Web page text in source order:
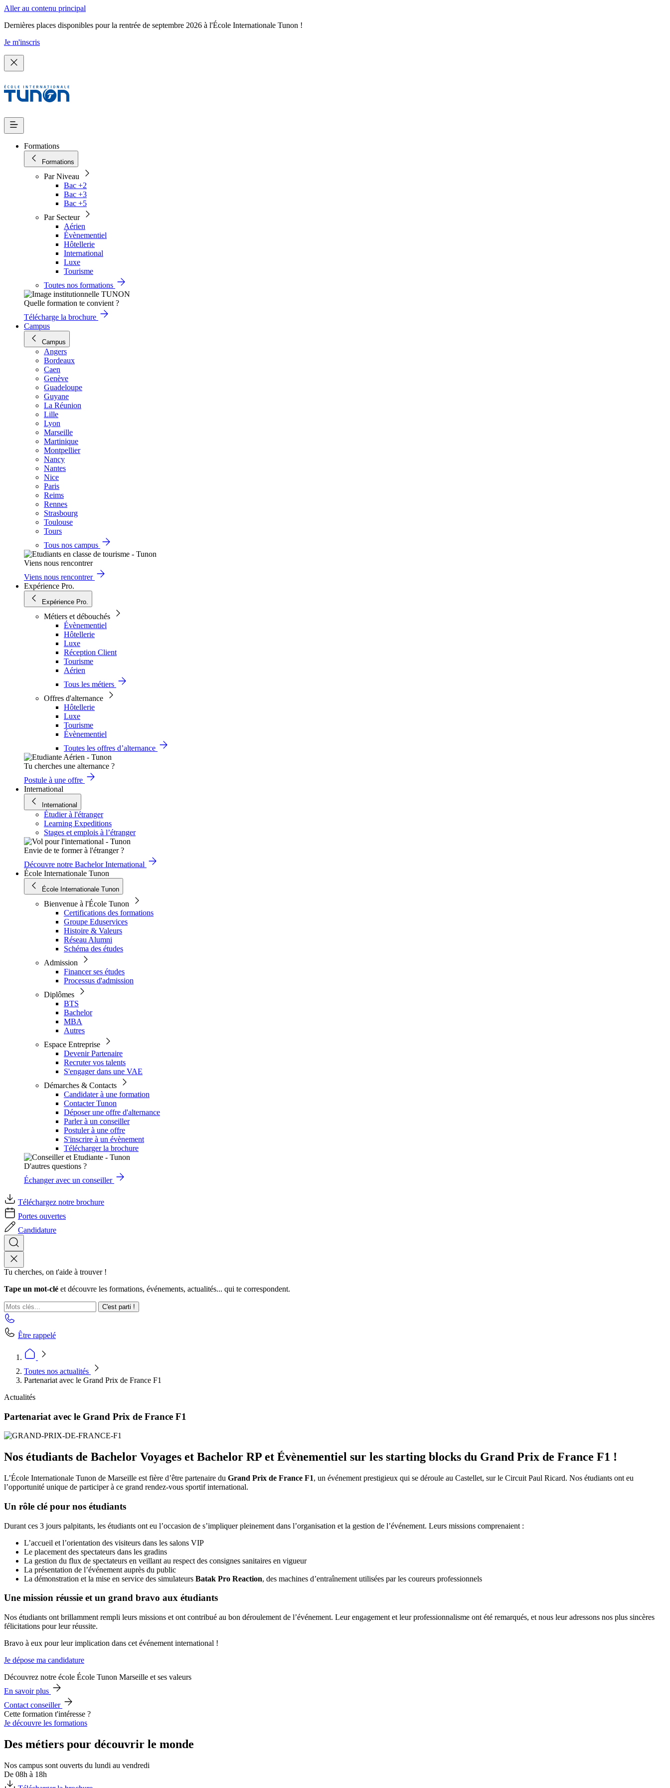
Aller au contenu principal
Dernières places disponibles pour la rentrée de septembre 2026 à l'École Internationale Tunon !
Je m'inscris
Formations
Formations
Par Niveau
Bac +2
Bac +3
Bac +5
Par Secteur
Aérien
Évènementiel
Hôtellerie
International
Luxe
Tourisme
Toutes nos formations
Quelle formation te convient ?
Télécharge la brochure
Campus
Campus
Angers
Bordeaux
Caen
Genève
Guadeloupe
Guyane
La Réunion
Lille
Lyon
Marseille
Martinique
Montpellier
Nancy
Nantes
Nice
Paris
Reims
Rennes
Strasbourg
Toulouse
Tours
Tous nos campus
Viens nous rencontrer
Viens nous rencontrer
Expérience Pro.
Expérience Pro.
Métiers et débouchés
Évènementiel
Hôtellerie
Luxe
Réception Client
Tourisme
Aérien
Tous les métiers
Offres d'alternance
Hôtellerie
Luxe
Tourisme
Évènementiel
Toutes les offres d’alternance
Tu cherches une alternance ?
Postule à une offre
International
International
Étudier à l'étranger
Learning Expeditions
Stages et emplois à l’étranger
Envie de te former à l'étranger ?
Découvre notre Bachelor International
École Internationale Tunon
École Internationale Tunon
Bienvenue à l'École Tunon
Certifications des formations
Groupe Eduservices
Histoire & Valeurs
Réseau Alumni
Schéma des études
Admission
Financer ses études
Processus d'admission
Diplômes
BTS
Bachelor
MBA
Autres
Espace Entreprise
Devenir Partenaire
Recruter vos talents
S'engager dans une VAE
Démarches & Contacts
Candidater à une formation
Contacter Tunon
Déposer une offre d'alternance
Parler à un conseiller
Postuler à une offre
S'inscrire à un évènement
Télécharger la brochure
D'autres questions ?
Échanger avec un conseiller
Téléchargez notre brochure
Portes ouvertes
Candidature
Tu cherches, on t'aide à trouver !
Tape un mot-clé et découvre les formations, événements, actualités... qui te correspondent.
C'est parti !
Être rappelé
Toutes nos actualités
Partenariat avec le Grand Prix de France F1
Actualités
Partenariat avec le Grand Prix de France F1
Nos étudiants de Bachelor Voyages et Bachelor RP et Évènementiel sur les starting blocks du Grand Prix de France F1 !
L’École Internationale Tunon de Marseille est fière d’être partenaire du Grand Prix de France F1, un événement prestigieux qui se déroule au Castellet, sur le Circuit Paul Ricard. Nos étudiants ont eu
l’opportunité unique de participer à ce grand rendez-vous sportif international.
Un rôle clé pour nos étudiants
Durant ces 3 jours palpitants, les étudiants ont eu l’occasion de s’impliquer pleinement dans l’organisation et la gestion de l’événement. Leurs missions comprenaient :
L’accueil et l’orientation des visiteurs dans les salons VIP
Le placement des spectateurs dans les gradins
La gestion du flux de spectateurs en veillant au respect des consignes sanitaires en vigueur
La présentation de l’événement auprès du public
La démonstration et la mise en service des simulateurs Batak Pro Reaction, des machines d’entraînement utilisées par les coureurs professionnels
Une mission réussie et un grand bravo aux étudiants
Nos étudiants ont brillamment rempli leurs missions et ont contribué au bon déroulement de l’événement. Leur engagement et leur professionnalisme ont été remarqués, et nous leur adressons nos plus sincères
félicitations pour leur réussite.
Bravo à eux pour leur implication dans cet événement international !
Je dépose ma candidature
Découvrez notre école École Tunon Marseille et ses valeurs
En savoir plus
Contact conseiller
Cette formation t'intéresse ?
Je découvre les formations
Des métiers pour découvrir le monde
Nos campus sont ouverts du lundi au vendredi
De 08h à 18h